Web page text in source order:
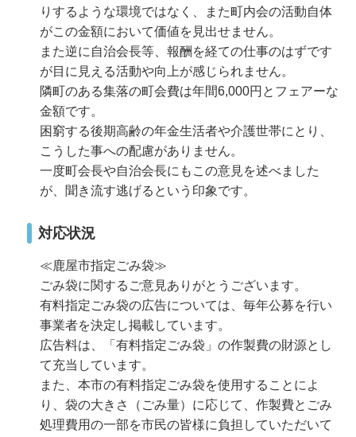
りするような環境ではなく、また町内会の活動自体
がこの金額において価値を見出せません。
また逆に自治会長等、報酬を経ての仕事のはずです
が目に見える活動や向上が感じられません。
隣町のある集落の町会費は年間6,000円とフェアーな
金額です。
困窮する後期高齢の年金生活者や介護世帯にとり、
こうした事への配慮がありません。
一度町会長や自治会長にもこの意見を述べました
が、聞き流す逃げるという印象です。
対応状況
≪鹿屋市指定ごみ袋≫
ごみ袋に関するご意見ありがとうございます。
有料指定ごみ袋の広告については、毎年公募を行い
事業者を決定し掲載しています。
広告料は、「有料指定ごみ袋」の作製費の財源とし
て充当しています。
また、本市の有料指定ごみ袋を使用することによ
り、袋の大きさ（ごみ量）に応じて、作製費とごみ
処理費用の一部を市民の皆様に負担していただいて